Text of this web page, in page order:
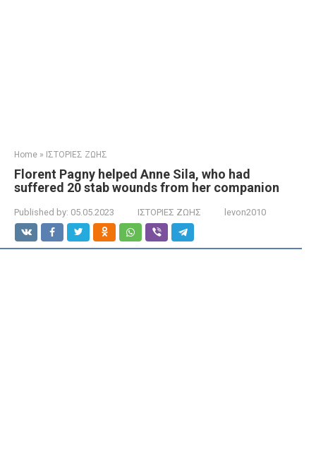
Home » ΙΣΤΟΡΙΕΣ ΖΩΗΣ
Florent Pagny helped Anne Sila, who had
suffered 20 stab wounds from her companion
Published by: 05.05.2023 ΙΣΤΟΡΙΕΣ ΖΩΗΣ levon2010